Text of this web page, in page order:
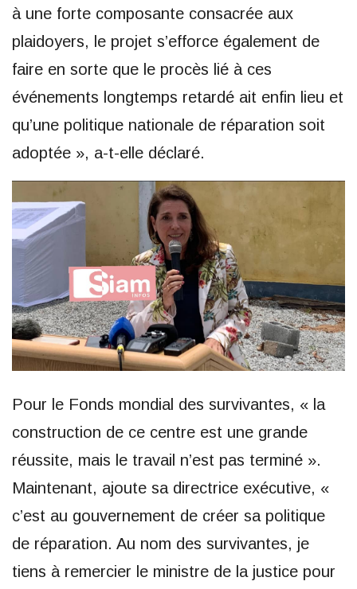
à une forte composante consacrée aux
plaidoyers, le projet s’efforce également de
faire en sorte que le procès lié à ces
événements longtemps retardé ait enfin lieu et
qu’une politique nationale de réparation soit
adoptée », a-t-elle déclaré.
Pour le Fonds mondial des survivantes, « la
construction de ce centre est une grande
réussite, mais le travail n’est pas terminé ».
Maintenant, ajoute sa directrice exécutive, «
c’est au gouvernement de créer sa politique
de réparation. Au nom des survivantes, je
tiens à remercier le ministre de la justice pour